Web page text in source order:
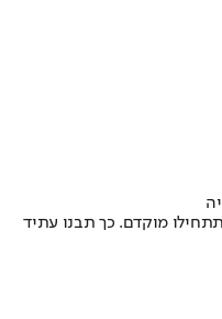
מוקדם. כך תבנו עתיד